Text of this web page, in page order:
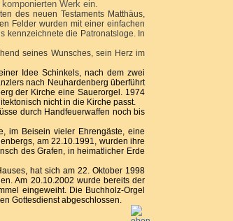
Werk ein.
des neuen Testaments Matthäus,
Felder wurden mit einer einfachen
kennzeichnete die Patronatsloge. In
seines Wunsches, sein Herz im
Idee Schinkels, nach dem zwei
nach Neuhardenberg überführt
der Kirche eine Sauerorgel. 1974
nicht in die Kirche passt.
durch Handfeuerwaffen noch bis
im Beisein vieler Ehrengäste, eine
am 22.10.1991, wurden ihre
des Grafen, in heimatlicher Erde
hat sich am 22. Oktober 1998
Am 20.10.2002 wurde bereits der
eingeweiht. Die Buchholz-Orgel
Gottesdienst abgeschlossen.